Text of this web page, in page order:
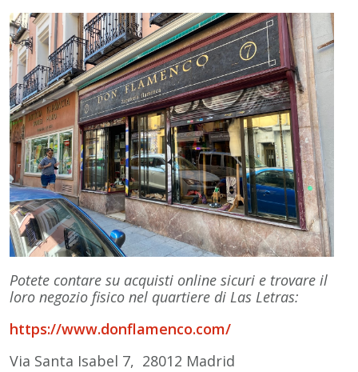
Potete contare su acquisti online sicuri e trovare il
loro negozio fisico nel quartiere di Las Letras:
https://www.donflamenco.com/
Via Santa Isabel 7, 28012 Madrid